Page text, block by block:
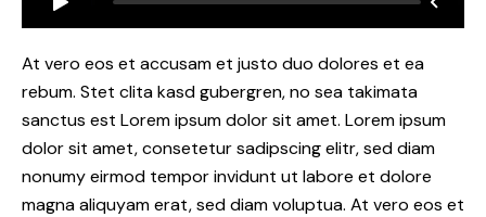
At vero eos et accusam et justo duo dolores et ea
rebum. Stet clita kasd gubergren, no sea takimata
sanctus est Lorem ipsum dolor sit amet. Lorem ipsum
dolor sit amet, consetetur sadipscing elitr, sed diam
nonumy eirmod tempor invidunt ut labore et dolore
magna aliquyam erat, sed diam voluptua. At vero eos et